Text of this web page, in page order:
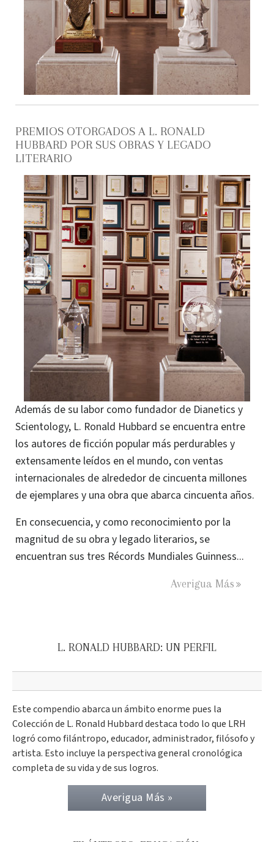
PREMIOS OTORGADOS A L. RONALD
HUBBARD POR SUS OBRAS Y LEGADO
LITERARIO
Además de su labor como fundador de Dianetics y
Scientology, L. Ronald Hubbard se encuentra entre
los autores de ficción popular más perdurables y
extensamente leídos en el mundo, con ventas
internacionales de alrededor de cincuenta millones
de ejemplares y una obra que abarca cincuenta años.
En consecuencia, y como reconocimiento por la
magnitud de su obra y legado literarios, se
encuentran sus tres Récords Mundiales Guinness...
Averigua Más
L. RONALD HUBBARD: UN PERFIL
Este compendio abarca un ámbito enorme pues la
Colección de L. Ronald Hubbard destaca todo lo que LRH
logró como filántropo, educador, administrador, filósofo y
artista. Esto incluye la perspectiva general cronológica
completa de su vida y de sus logros.
Averigua Más »